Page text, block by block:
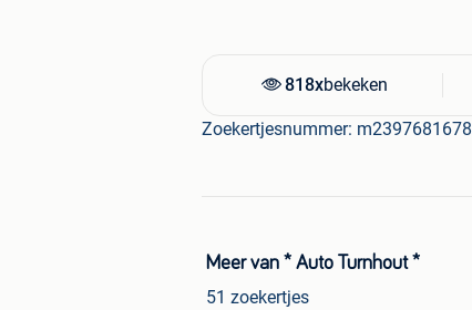
818xbekeken
Zoekertjesnummer: m2397681678
Meer van * Auto Turnhout *
51 zoekertjes